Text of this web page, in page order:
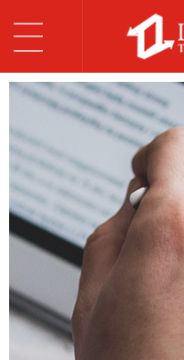
关于我们
罗闻服务
网络规范
加入罗闻
联系我们
g
g
e
n
a
v
i
i
o
n